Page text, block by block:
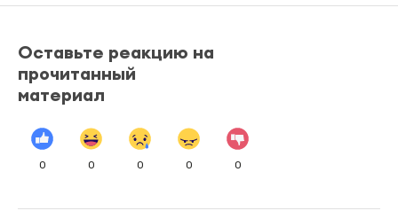
Оставьте реакцию на
прочитанный
материал
0 0 0 0 0